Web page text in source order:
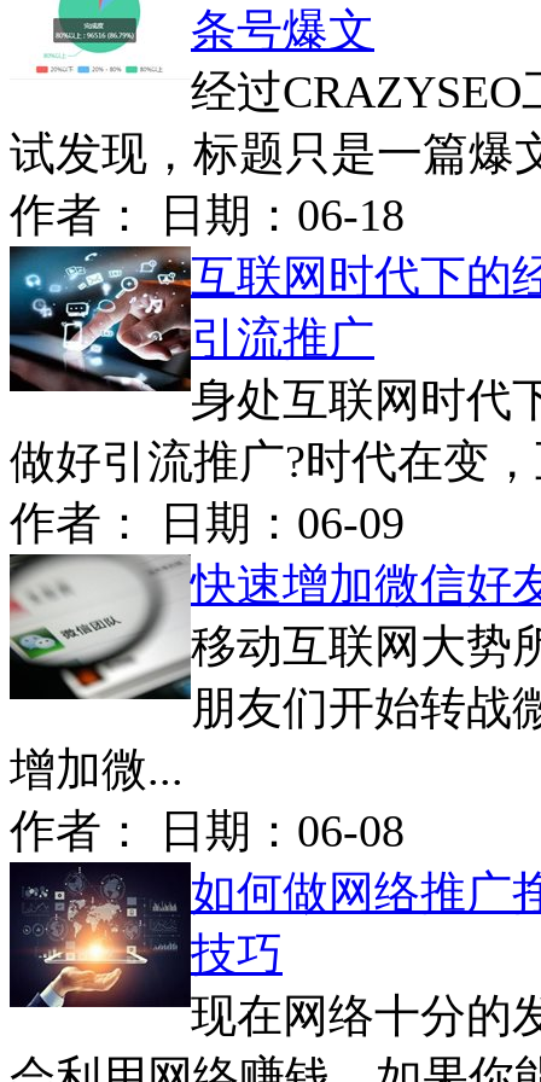
条号爆文
经过
试发现，标题只是一篇爆
作者： 日期： 06-18
互联网时代下的
引流推广
身处互联网时代
做好引流推广?时代在变
作者： 日期： 06-09
快速增加微信好
移动互联网大势
朋友们开始转战
增加微...
作者： 日期： 06-08
如何做网络推广
技巧
现在网络十分的